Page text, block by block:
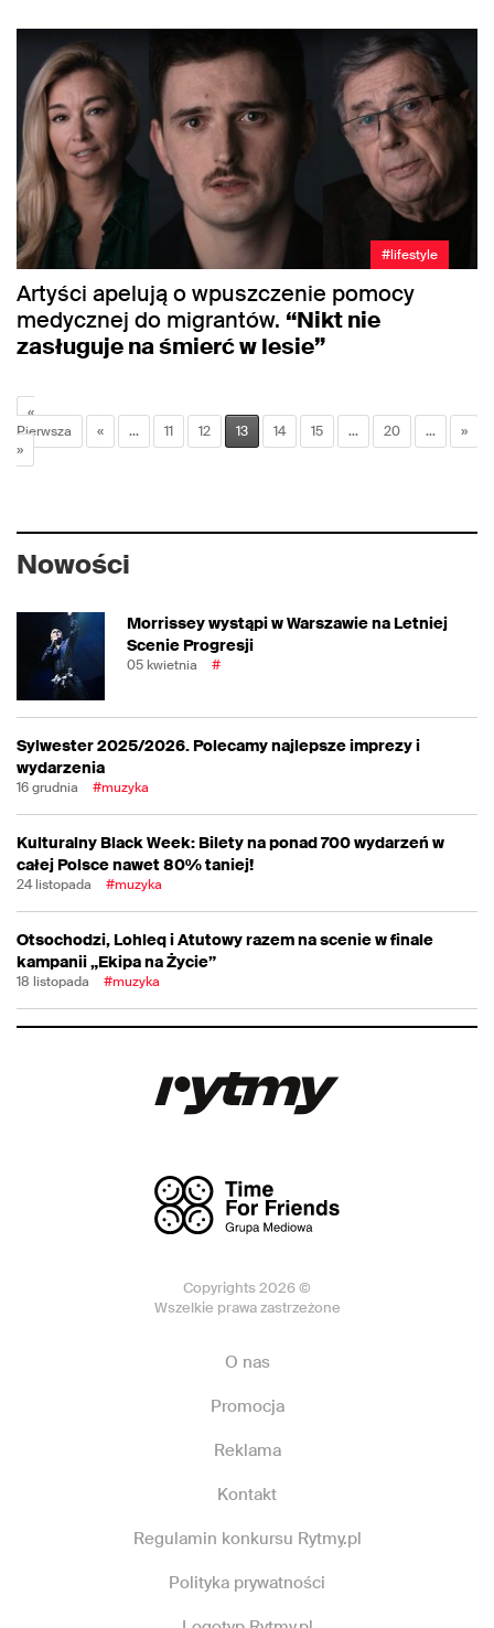
#lifestyle
Artyści apelują o wpuszczenie pomocy
medycznej do migrantów. “Nikt nie
zasługuje na śmierć w lesie”
«
Pierwsza
« ... 11 12 13 14 15 ... 20 ... »
»
Nowości
Morrissey wystąpi w Warszawie na Letniej
Scenie Progresji
05 kwietnia #
Sylwester 2025/2026. Polecamy najlepsze imprezy i
wydarzenia
16 grudnia #muzyka
Kulturalny Black Week: Bilety na ponad 700 wydarzeń w
całej Polsce nawet 80% taniej!
24 listopada #muzyka
Otsochodzi, Lohleq i Atutowy razem na scenie w finale
kampanii „Ekipa na Życie”
18 listopada #muzyka
Copyrights 2026 ©
Wszelkie prawa zastrzeżone
O nas
Promocja
Reklama
Kontakt
Regulamin konkursu Rytmy.pl
Polityka prywatności